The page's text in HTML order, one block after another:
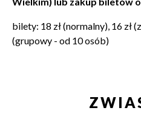
bilety: 18 zł (normalny), 16 zł (z
(grupowy - od 10 osób)